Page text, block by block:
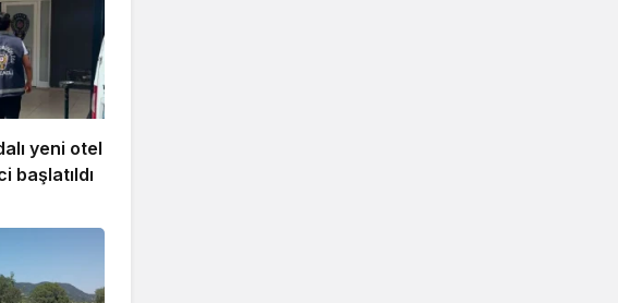
yeni otel
başlatıldı